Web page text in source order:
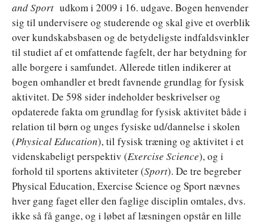
and Sport udkom i 2009 i 16. udgave. Bogen henvender
sig til undervisere og studerende og skal give et overblik
over kundskabsbasen og de betydeligste indfaldsvinkler
til studiet af et omfattende fagfelt, der har betydning for
alle borgere i samfundet. Allerede titlen indikerer at
bogen omhandler et bredt favnende grundlag for fysisk
aktivitet. De 598 sider indeholder beskrivelser og
opdaterede fakta om grundlag for fysisk aktivitet både i
relation til børn og unges fysiske ud/dannelse i skolen
(Physical Education), til fysisk træning og aktivitet i et
videnskabeligt perspektiv (Exercise Science), og i
forhold til sportens aktiviteter (Sport). De tre begreber
Physical Education, Exercise Science og Sport nævnes
hver gang faget eller den faglige disciplin omtales, dvs.
ikke så få gange, og i løbet af læsningen opstår en lille